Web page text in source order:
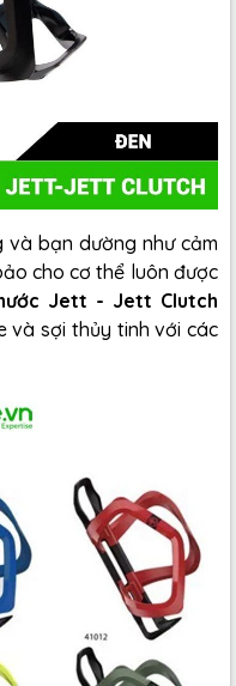
bạn dường như cảm
cho cơ thể luôn được
Jett - Jett Clutch
và sợi thủy tinh với các